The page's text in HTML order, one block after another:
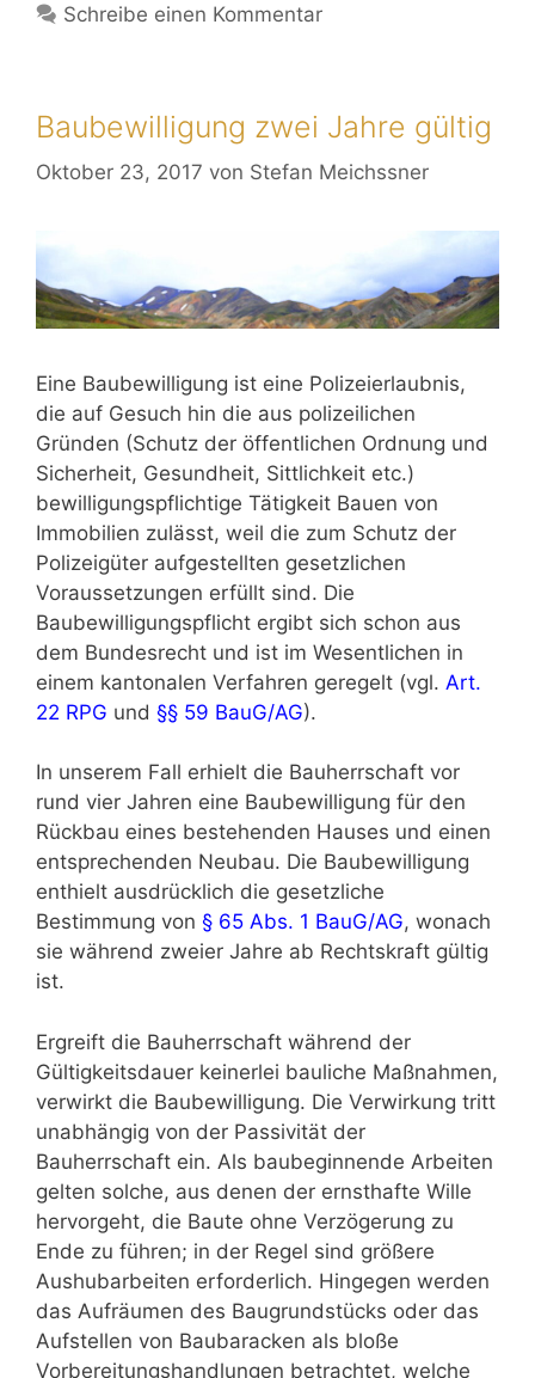
Schreibe einen Kommentar
Baubewilligung zwei Jahre gültig
Oktober 23, 2017 von Stefan Meichssner
Eine Baubewilligung ist eine Polizeierlaubnis,
die auf Gesuch hin die aus polizeilichen
Gründen (Schutz der öffentlichen Ordnung und
Sicherheit, Gesundheit, Sittlichkeit etc.)
bewilligungspflichtige Tätigkeit Bauen von
Immobilien zulässt, weil die zum Schutz der
Polizeigüter aufgestellten gesetzlichen
Voraussetzungen erfüllt sind. Die
Baubewilligungspflicht ergibt sich schon aus
dem Bundesrecht und ist im Wesentlichen in
einem kantonalen Verfahren geregelt (vgl. Art.
22 RPG und §§ 59 BauG/AG).
In unserem Fall erhielt die Bauherrschaft vor
rund vier Jahren eine Baubewilligung für den
Rückbau eines bestehenden Hauses und einen
entsprechenden Neubau. Die Baubewilligung
enthielt ausdrücklich die gesetzliche
Bestimmung von § 65 Abs. 1 BauG/AG, wonach
sie während zweier Jahre ab Rechtskraft gültig
ist.
Ergreift die Bauherrschaft während der
Gültigkeitsdauer keinerlei bauliche Maßnahmen,
verwirkt die Baubewilligung. Die Verwirkung tritt
unabhängig von der Passivität der
Bauherrschaft ein. Als baubeginnende Arbeiten
gelten solche, aus denen der ernsthafte Wille
hervorgeht, die Baute ohne Verzögerung zu
Ende zu führen; in der Regel sind größere
Aushubarbeiten erforderlich. Hingegen werden
das Aufräumen des Baugrundstücks oder das
Aufstellen von Baubaracken als bloße
Vorbereitungshandlungen betrachtet, welche